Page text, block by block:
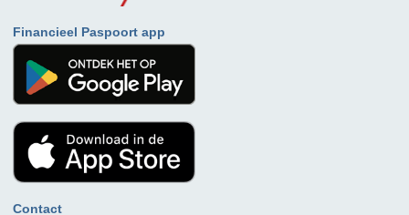
Financieel Paspoort app
Contact